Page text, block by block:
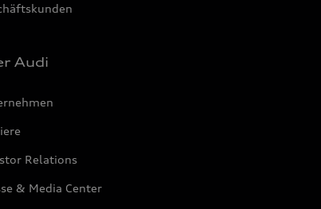
Audi
Relations
& Media Center